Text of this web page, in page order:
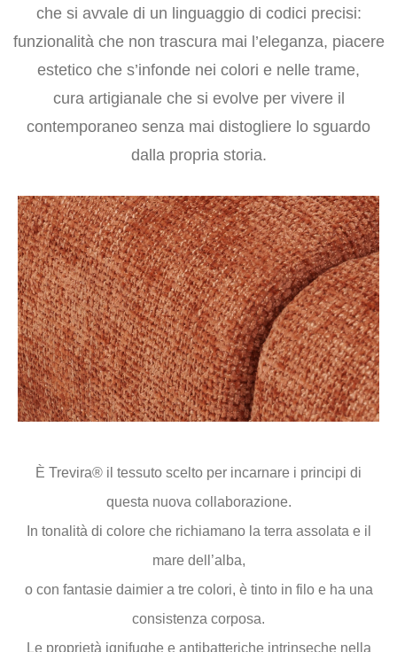
che si avvale di un linguaggio di codici precisi:
funzionalità che non trascura mai l’eleganza, piacere
estetico che s’infonde nei colori e nelle trame,
cura artigianale che si evolve per vivere il
contemporaneo senza mai distogliere lo sguardo
dalla propria storia.
È Trevira® il tessuto scelto per incarnare i principi di
questa nuova collaborazione.
In tonalità di colore che richiamano la terra assolata e il
mare dell’alba,
o con fantasie daimier a tre colori, è tinto in filo e ha una
consistenza corposa.
Le proprietà ignifughe e antibatteriche intrinseche nella